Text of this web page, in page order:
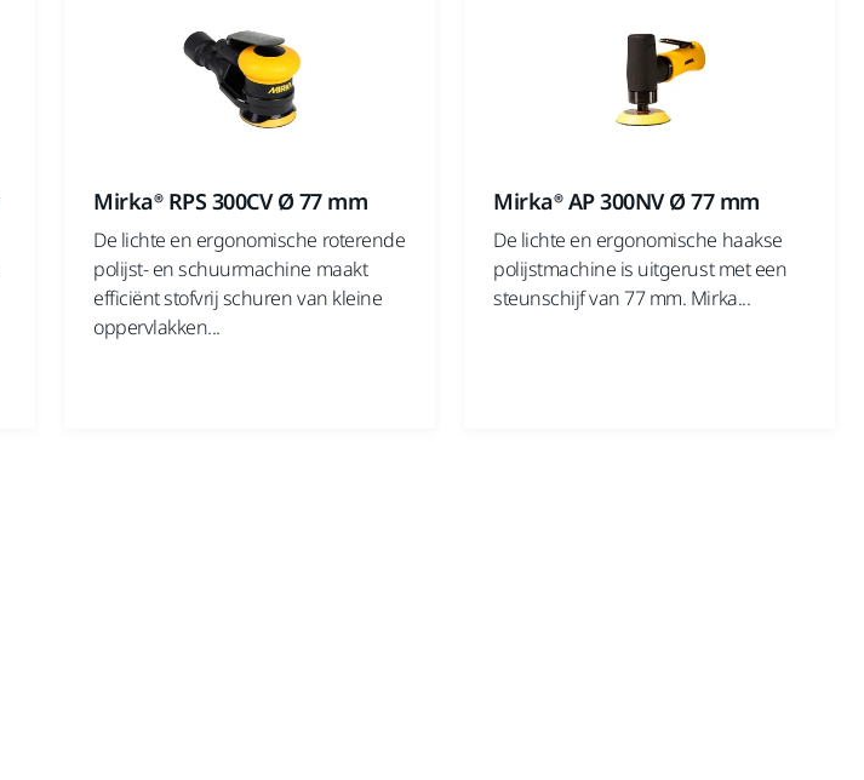
Mirka® RPS 300CV Ø 77 mm
De lichte en ergonomische roterende
polijst- en schuurmachine maakt
efficiënt stofvrij schuren van kleine
oppervlakken...
Mirka® AP 300NV Ø 77 mm
De lichte en ergonomische haakse
polijstmachine is uitgerust met een
steunschijf van 77 mm. Mirka...